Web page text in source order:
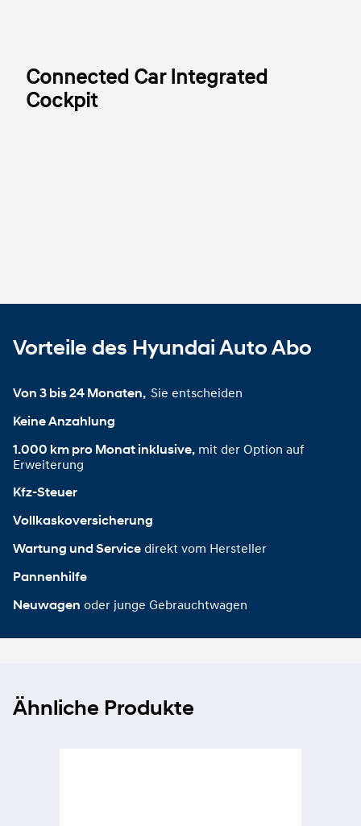
Connected Car Integrated
Cockpit
Vorteile des Hyundai Auto Abo
Von 3 bis 24 Monaten, Sie entscheiden
Keine Anzahlung
1.000 km pro Monat inklusive, mit der Option auf
Erweiterung
Kfz-Steuer
Vollkaskoversicherung
Wartung und Service direkt vom Hersteller
Pannenhilfe
Neuwagen oder junge Gebrauchtwagen
Ähnliche Produkte